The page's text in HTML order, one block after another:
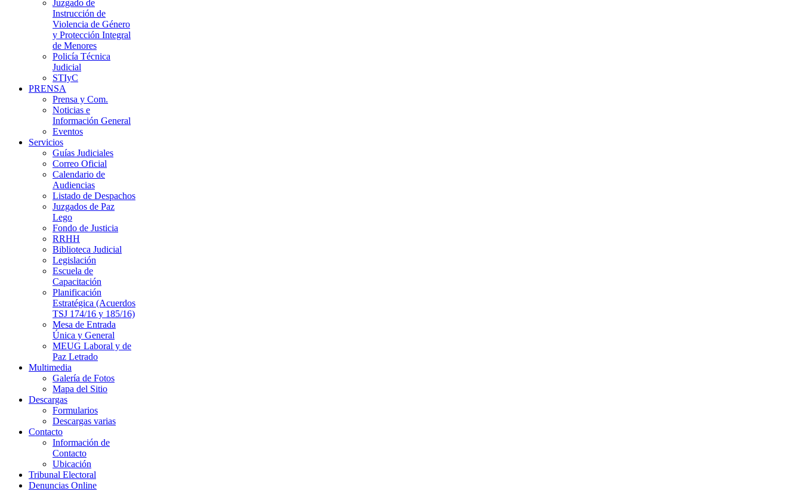
Juzgado de
Instrucción de
Violencia de Género
y Protección Integral
de Menores
Policía Técnica
Judicial
STIyC
PRENSA
Prensa y Com.
Noticias e
Información General
Eventos
Servicios
Guías Judiciales
Correo Oficial
Calendario de
Audiencias
Listado de Despachos
Juzgados de Paz
Lego
Fondo de Justicia
RRHH
Biblioteca Judicial
Legislación
Escuela de
Capacitación
Planificación
Estratégica (Acuerdos
TSJ 174/16 y 185/16)
Mesa de Entrada
Única y General
MEUG Laboral y de
Paz Letrado
Multimedia
Galería de Fotos
Mapa del Sitio
Descargas
Formularios
Descargas varias
Contacto
Información de
Contacto
Ubicación
Tribunal Electoral
Denuncias Online